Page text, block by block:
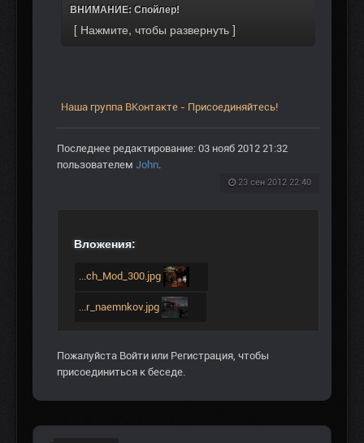
ВНИМАНИЕ: Спойлер!
Наша группа ВКонтакте - Присоединяйтесь!
Последнее редактирование: 03 нояб 2012 21:32
пользователем John
23 сен 2012 22:40
Вложения:
...ch_Mod_300.jpg
...r_naemnkov.jpg
Пожалуйста Войти или Регистрация, чтобы
присоединиться к беседе.